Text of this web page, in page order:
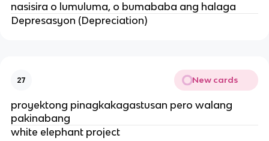
nasisira o lumuluma, o bumababa ang halaga
Depresasyon (Depreciation)
27 New cards
proyektong pinagkakagastusan pero walang
pakinabang
white elephant project